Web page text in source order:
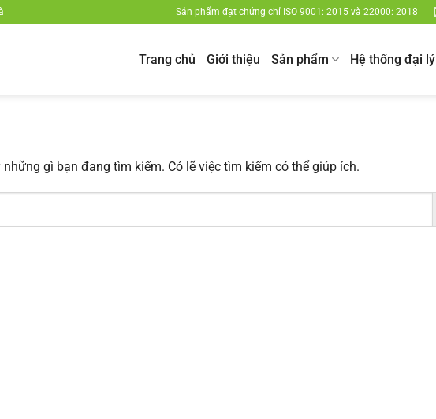
Sản phẩm đạt chứng chỉ ISO 9001: 2015 và 22000: 2018
Trang chủ Giới thiệu Sản phẩm Hệ thống đại lý
gì bạn đang tìm kiếm. Có lẽ việc tìm kiếm có thể giúp ích.